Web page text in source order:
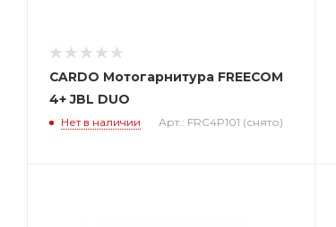
CARDO Мотогарнитура FREECOM
4+ JBL DUO
Нет в наличии Арт.: FRC4P101 (снято)